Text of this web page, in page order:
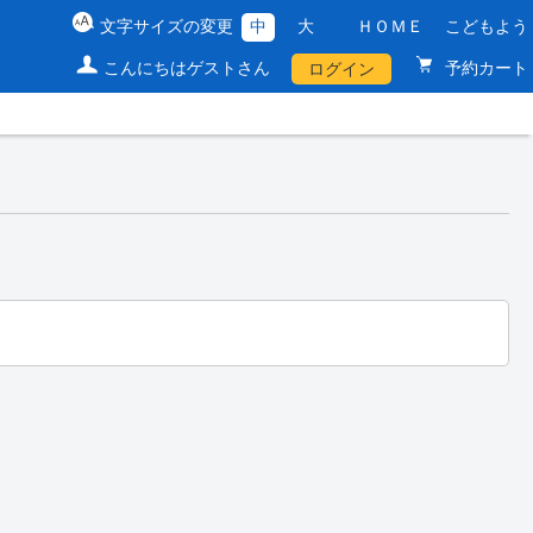
文字サイズの変更 中 大 ＨＯＭＥ こどもよう
こんにちはゲストさん ログイン 予約カート